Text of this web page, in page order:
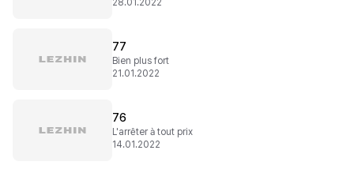
28.01.2022
77
Bien plus fort
21.01.2022
76
L'arrêter à tout prix
14.01.2022